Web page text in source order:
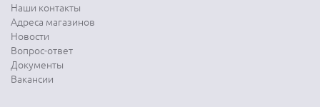
Наши контакты
Адреса магазинов
Новости
Вопрос-ответ
Документы
Вакансии